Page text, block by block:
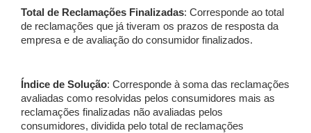
Total de Reclamações Finalizadas: Corresponde ao total
de reclamações que já tiveram os prazos de resposta da
empresa e de avaliação do consumidor finalizados.
Índice de Solução: Corresponde à soma das reclamações
avaliadas como resolvidas pelos consumidores mais as
reclamações finalizadas não avaliadas pelos
consumidores, dividida pelo total de reclamações